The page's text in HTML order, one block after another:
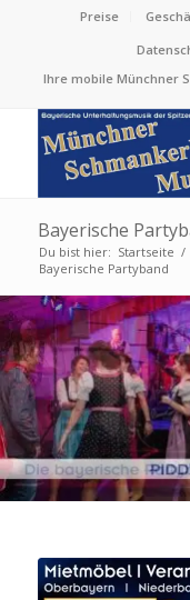
Preise
Ihre mobile Münchner
Bayerische
Du bist hier: Startseite /
Bayerische Partyband